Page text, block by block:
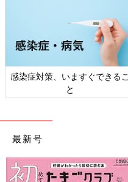
感染症対策、いますぐできるこ
と
最新号